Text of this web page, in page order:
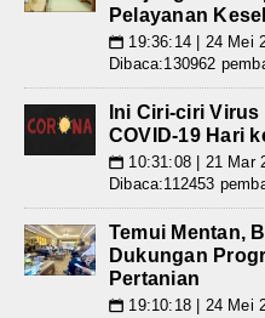
Pelayanan
📅 19:36:14 | 24 Mei
Dibaca:130962
Ini Ciri-ciri
COVID-19 Hari
📅 10:31:08 | 21 Mar
Dibaca:112453
Temui Mentan,
Dukungan
Pertanian
📅 19:10:18 | 24 Mei